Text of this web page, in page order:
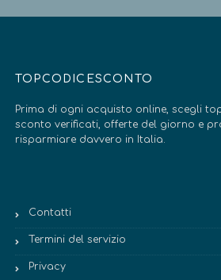
TOPCODICESCONTO
Prima di ogni acquisto online, scegli
sconto verificati, offerte del giorno e
risparmiare davvero in Italia.
Contatti
Termini del servizio
Privacy